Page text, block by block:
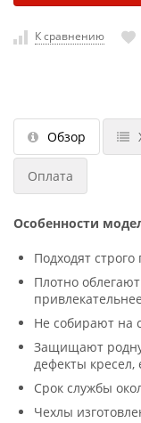
К сравнению
Обзор
Оплата
Особенности
Подходят
Плотно
Не собирают на
Защищают
дефекты
Срок службы
Чехлы